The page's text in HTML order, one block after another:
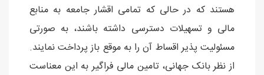
هستند که در حالی که تمامی اقشار جامعه به منابع
مالی و تسهیلات دسترسی داشته باشند، به صورتی
مسئولیت پذیر اقساط آن را به موقع باز پرداخت نمایند.
از نظر بانک جهانی، تامین مالی فراگیر به این معناست